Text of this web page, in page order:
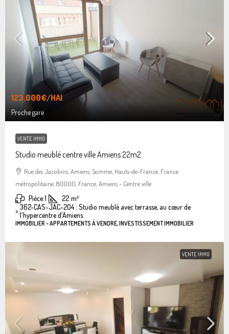
123.000€/HAI
Proche gare
VENTE IMMO
Studio meublé centre ville Amiens 22m2
Rue des Jacobins, Amiens, Somme, Hauts-de-France, France
métropolitaine, 80000, France, Amiens - Centre ville
Pièce:1 22 m²
>:362-CAS-JAC-204 : Studio meublé avec terrasse, au cœur de
l'hypercentre d'Amiens.
IMMOBILIER - APPARTEMENTS À VENDRE, INVESTISSEMENT IMMOBILIER
VENTE IMMO